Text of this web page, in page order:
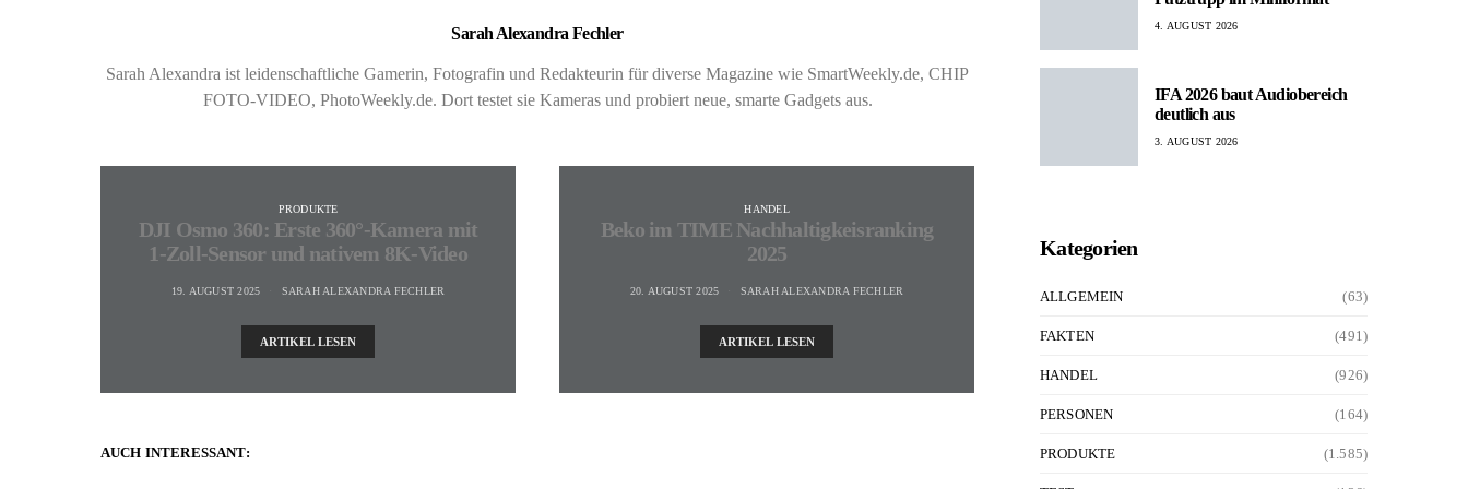
Sarah Alexandra Fechler
Sarah Alexandra ist leidenschaftliche Gamerin, Fotografin und Redakteurin für diverse Magazine wie SmartWeekly.de, CHIP
FOTO-VIDEO, PhotoWeekly.de. Dort testet sie Kameras und probiert neue, smarte Gadgets aus.
PRODUKTE
DJI Osmo 360: Erste 360°-Kamera mit
1-Zoll-Sensor und nativem 8K-Video
19. AUGUST 2025 SARAH ALEXANDRA FECHLER
ARTIKEL LESEN
HANDEL
Beko im TIME Nachhaltigkeisranking
2025
20. AUGUST 2025 SARAH ALEXANDRA FECHLER
ARTIKEL LESEN
AUCH INTERESSANT:
4. AUGUST 2026
IFA 2026 baut Audiobereich
deutlich aus
3. AUGUST 2026
Kategorien
ALLGEMEIN (63)
FAKTEN (491)
HANDEL (926)
PERSONEN (164)
PRODUKTE (1.585)